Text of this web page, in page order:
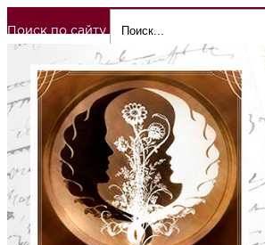
Поиск по сайту